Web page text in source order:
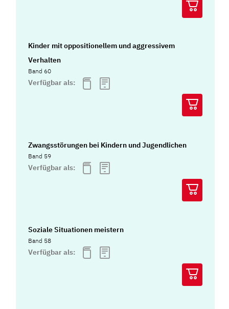
Kinder mit oppositionellem und aggressivem
Verhalten
Band 60
Verfügbar als:
Zwangsstörungen bei Kindern und Jugendlichen
Band 59
Verfügbar als:
Soziale Situationen meistern
Band 58
Verfügbar als: